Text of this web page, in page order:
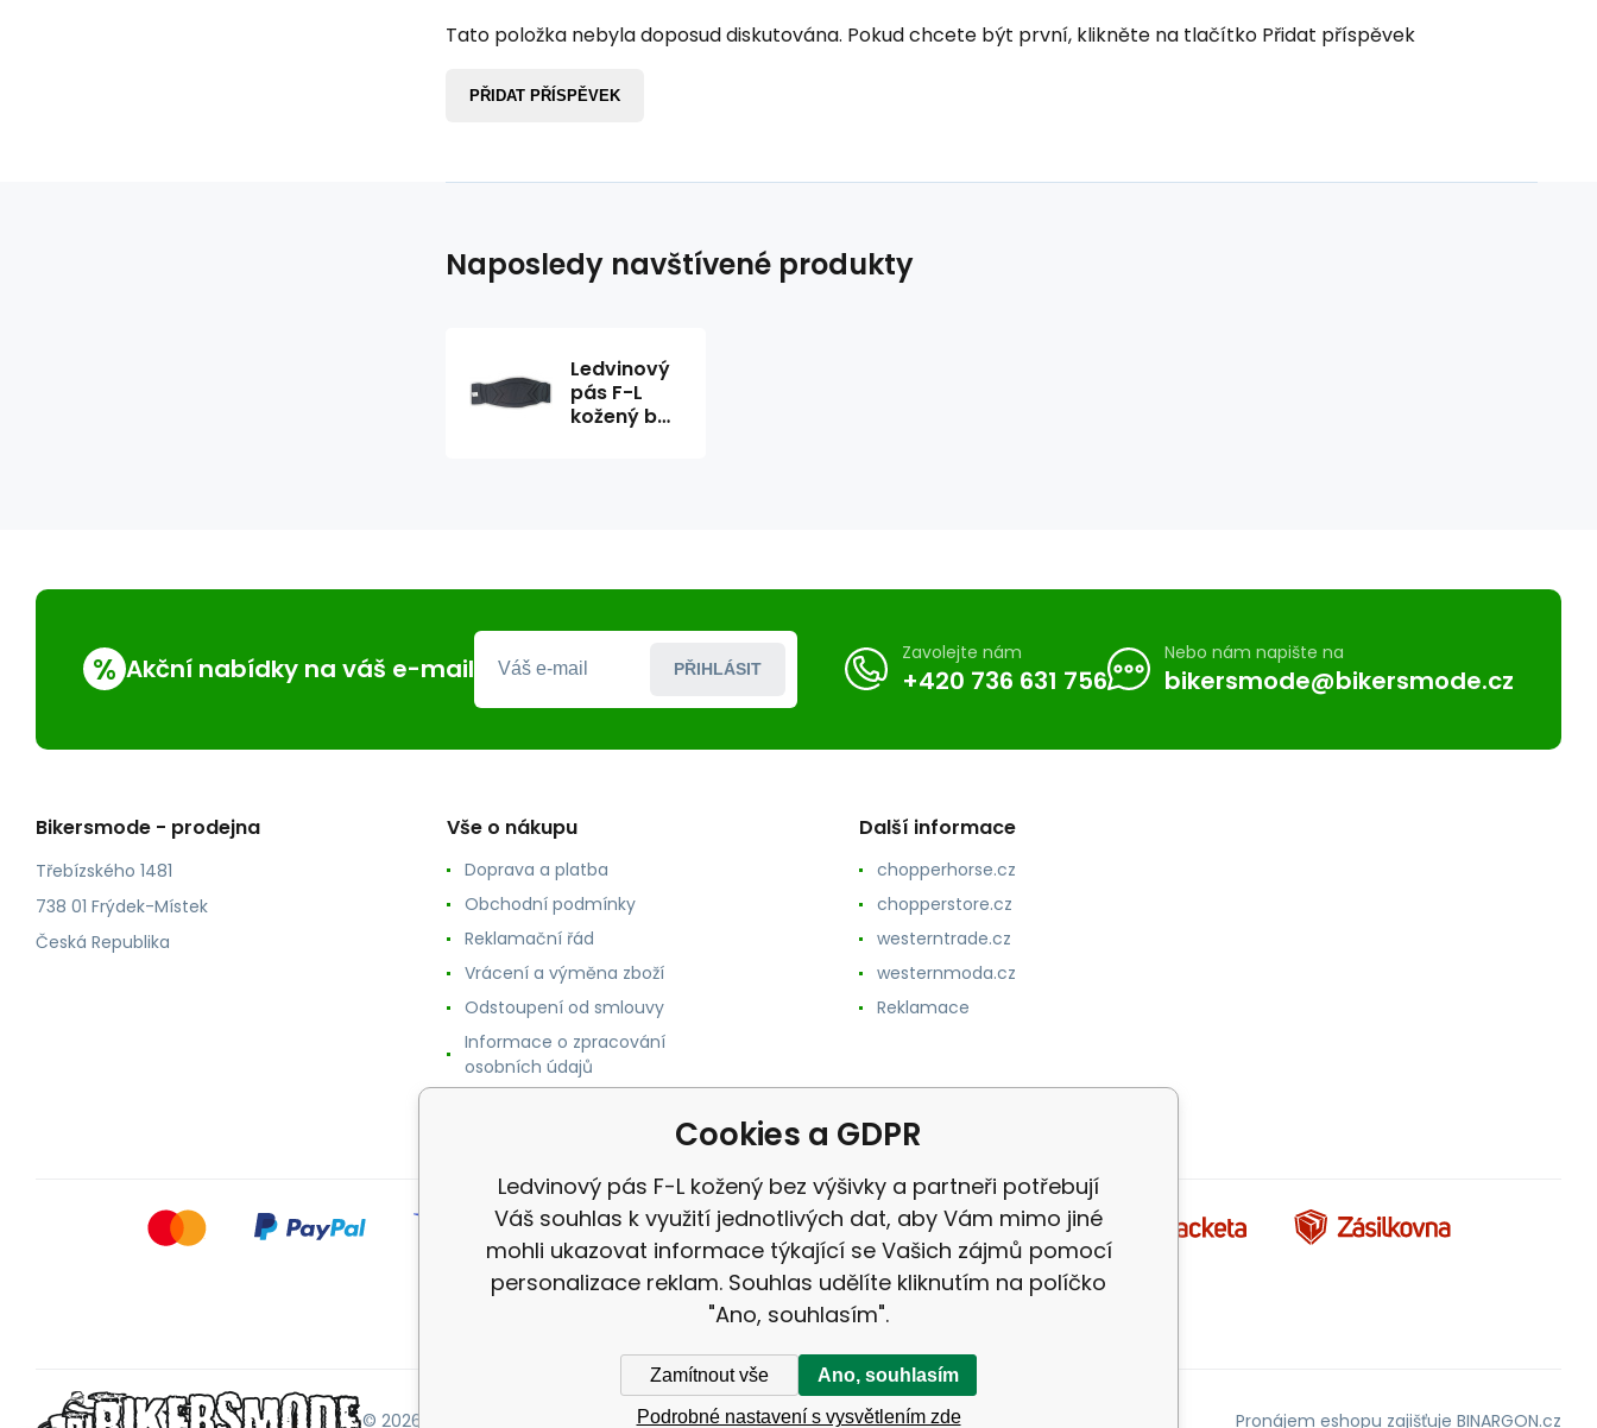
Tato položka nebyla doposud diskutována. Pokud chcete být první, klikněte na tlačítko Přidat příspěvek
PŘIDAT PŘÍSPĚVEK
Naposledy navštívené produkty
Ledvinový
pás F-L
kožený bez
% Akční nabídky na váš e-mail PŘIHLÁSIT
Zavolejte nám
+420 736 631 756
Nebo nám napište na
bikersmode@bikersmode.cz
Bikersmode - prodejna
Třebízského 1481
738 01 Frýdek-Místek
Česká Republika
Vše o nákupu
Doprava a platba
Obchodní podmínky
Reklamační řád
Vrácení a výměna zboží
Odstoupení od smlouvy
Informace o zpracování
osobních údajů
Další informace
chopperhorse.cz
chopperstore.cz
westerntrade.cz
westernmoda.cz
Reklamace
© 2026 | Pronájem eshopu zajišťuje BINARGON.cz
Cookies a GDPR
Ledvinový pás F-L kožený bez výšivky a partneři potřebují
Váš souhlas k využití jednotlivých dat, aby Vám mimo jiné
mohli ukazovat informace týkající se Vašich zájmů pomocí
personalizace reklam. Souhlas udělíte kliknutím na políčko
"Ano, souhlasím".
Zamítnout vše Ano, souhlasím
Podrobné nastavení s vysvětlením zde